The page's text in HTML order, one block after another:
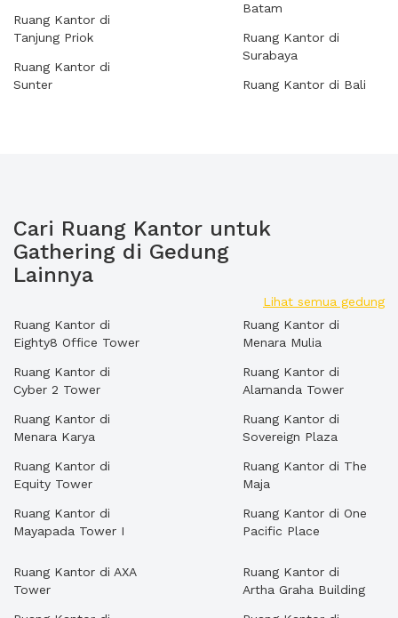
Ruang Kantor di
Tanjung Priok
Ruang Kantor di
Sunter
Batam
Ruang Kantor di
Surabaya
Ruang Kantor di Bali
Cari Ruang Kantor untuk
Gathering di Gedung
Lainnya
Lihat semua gedung
Ruang Kantor di
Eighty8 Office Tower
Ruang Kantor di
Cyber 2 Tower
Ruang Kantor di
Menara Karya
Ruang Kantor di
Equity Tower
Ruang Kantor di
Mayapada Tower I
Ruang Kantor di
Menara Mulia
Ruang Kantor di
Alamanda Tower
Ruang Kantor di
Sovereign Plaza
Ruang Kantor di The
Maja
Ruang Kantor di One
Pacific Place
Ruang Kantor di AXA
Tower
Ruang Kantor di
Artha Graha Building